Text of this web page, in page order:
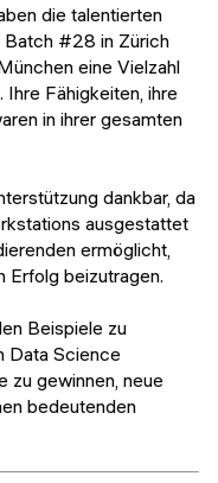
die talentierten
Batch #28 in Zürich
eine Vielzahl
Fähigkeiten, ihre
in ihrer gesamten
dankbar, da
ausgestattet
ermöglicht,
Erfolg beizutragen.
Beispiele zu
Data Science
zu gewinnen, neue
bedeutenden